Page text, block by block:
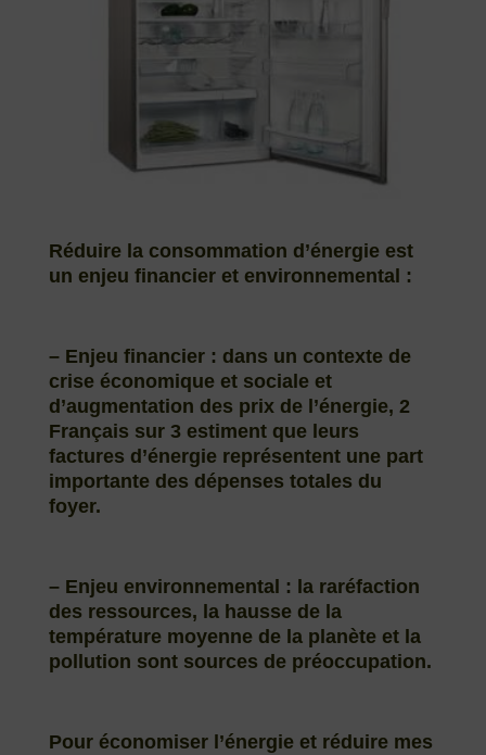
Réduire la consommation d’énergie est
un enjeu financier et environnemental :
– Enjeu financier : dans un contexte de
crise économique et sociale et
d’augmentation des prix de l’énergie, 2
Français sur 3 estiment que leurs
factures d’énergie représentent une part
importante des dépenses totales du
foyer.
– Enjeu environnemental : la raréfaction
des ressources, la hausse de la
température moyenne de la planète et la
pollution sont sources de préoccupation.
Pour économiser l’énergie et réduire mes